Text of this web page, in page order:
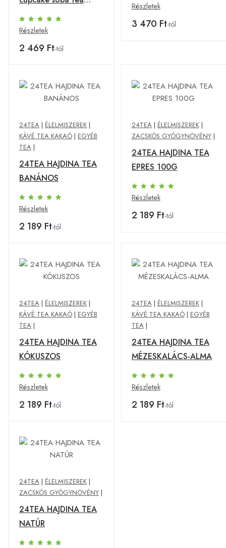
áfonyás hajdina tea
100 g
Részletek
2 469 Ft-tól
Részletek
3 470 Ft-tól
24TEA | ÉLELMISZEREK |
KÁVÉ TEA KAKAÓ | EGYÉB
TEA |
24TEA HAJDINA TEA
BANÁNOS
Részletek
2 189 Ft-tól
24TEA| ÉLELMISZEREK|
ZACSKÓS GYÓGYNÖVÉNY|
24TEA HAJDINA TEA
EPRES 100G
Részletek
2 189 Ft-tól
24TEA | ÉLELMISZEREK |
KÁVÉ TEA KAKAÓ | EGYÉB
TEA |
24TEA HAJDINA TEA
KÓKUSZOS
Részletek
2 189 Ft-tól
24TEA| ÉLELMISZEREK|
KÁVÉ TEA KAKAÓ| EGYÉB
TEA|
24TEA HAJDINA TEA
MÉZESKALÁCS-ALMA
Részletek
2 189 Ft-tól
24TEA | ÉLELMISZEREK |
ZACSKÓS GYÓGYNÖVÉNY |
24TEA HAJDINA TEA
NATÚR